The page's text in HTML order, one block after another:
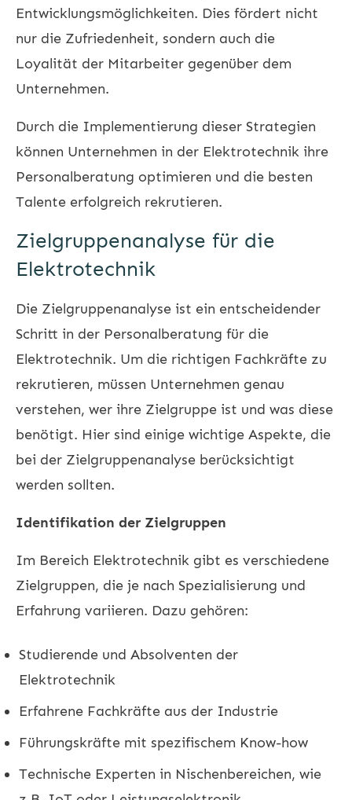
Entwicklungsmöglichkeiten. Dies fördert nicht
nur die Zufriedenheit, sondern auch die
Loyalität der Mitarbeiter gegenüber dem
Unternehmen.
Durch die Implementierung dieser Strategien
können Unternehmen in der Elektrotechnik ihre
Personalberatung optimieren und die besten
Talente erfolgreich rekrutieren.
Zielgruppenanalyse für die
Elektrotechnik
Die Zielgruppenanalyse ist ein entscheidender
Schritt in der Personalberatung für die
Elektrotechnik. Um die richtigen Fachkräfte zu
rekrutieren, müssen Unternehmen genau
verstehen, wer ihre Zielgruppe ist und was diese
benötigt. Hier sind einige wichtige Aspekte, die
bei der Zielgruppenanalyse berücksichtigt
werden sollten.
Identifikation der Zielgruppen
Im Bereich Elektrotechnik gibt es verschiedene
Zielgruppen, die je nach Spezialisierung und
Erfahrung variieren. Dazu gehören:
Studierende und Absolventen der
Elektrotechnik
Erfahrene Fachkräfte aus der Industrie
Führungskräfte mit spezifischem Know-how
Technische Experten in Nischenbereichen, wie